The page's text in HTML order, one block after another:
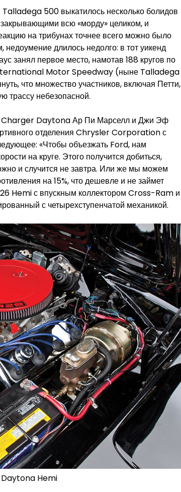
Talladega 500 выкатилось несколько болидов
всю «морду» целиком, и
на трибунах точнее всего можно было
длилось недолго: в тот уикенд
занял первое место, намотав 188 кругов по
Motor Speedway (ныне Talladega
что множество участников, включая Петти,
трассу небезопасной.
Charger Daytona Ар Пи Марселл и Джи Эф
отделения Chrysler Corporation с
«Чтобы объезжать Ford, нам
на круге. Этого получится добиться,
и случится не завтра. Или же мы можем
на 15%, что дешевле и не займет
Hemi с впускным коллектором Cross-Ram и
с четырехступенчатой механикой.
Hemi